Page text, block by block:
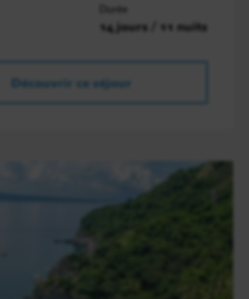
Durée
14 jours / 11 nuits
Découvrir ce séjour